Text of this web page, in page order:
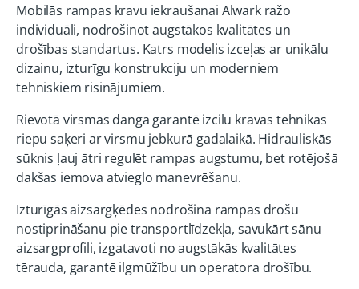
Mobilās rampas kravu iekraušanai Alwark ražo
individuāli, nodrošinot augstākos kvalitātes un
drošības standartus. Katrs modelis izceļas ar unikālu
dizainu, izturīgu konstrukciju un moderniem
tehniskiem risinājumiem.
Rievotā virsmas danga garantē izcilu kravas tehnikas
riepu saķeri ar virsmu jebkurā gadalaikā. Hidrauliskās
sūknis ļauj ātri regulēt rampas augstumu, bet rotējošā
dakšas iemova atvieglo manevrēšanu.
Izturīgās aizsargķēdes nodrošina rampas drošu
nostiprināšanu pie transportlīdzekļa, savukārt sānu
aizsargprofili, izgatavoti no augstākās kvalitātes
tērauda, garantē ilgmūžību un operatora drošību.